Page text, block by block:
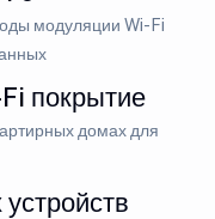
модуляции Wi-Fi
покрытие
домах для